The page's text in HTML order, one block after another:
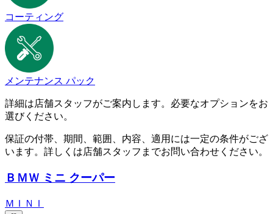
コーティング
メンテナンス パック
詳細は店舗スタッフがご案内します。必要なオプションをお
選びください。
保証の付帯、期間、範囲、内容、適用には一定の条件がござ
います。詳しくは店舗スタッフまでお問い合わせください。
ＢＭＷ ミニ クーパー
ＭＩＮＩ